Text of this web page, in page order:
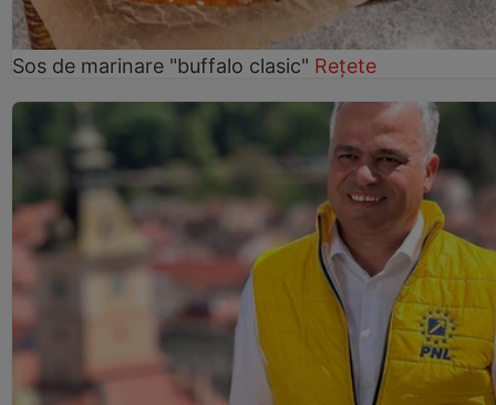
Sos de marinare "buffalo clasic" Rețete